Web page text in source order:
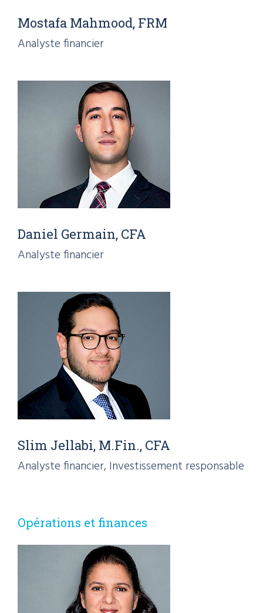
Mostafa Mahmood, FRM
Analyste financier
Daniel Germain, CFA
Analyste financier
Slim Jellabi, M.Fin., CFA
Analyste financier, Investissement responsable
Opérations et finances